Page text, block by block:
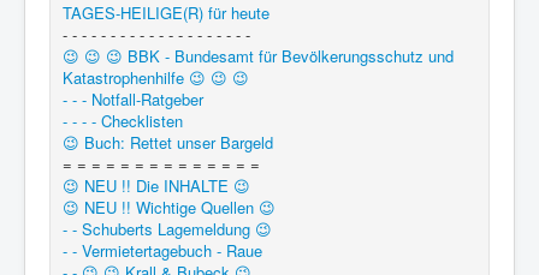
TAGES-HEILIGE(R) für heute
- - - - - - - - - - - - - - - - - - - -
😉 😉 😉 BBK - Bundesamt für Bevölkerungsschutz und
Katastrophenhilfe 😉 😉 😉
- - - Notfall-Ratgeber
- - - - Checklisten
😉 Buch: Rettet unser Bargeld
= = = = = = = = = = = = = =
😉 NEU !! Die INHALTE 😉
😉 NEU !! Wichtige Quellen 😉
- - Schuberts Lagemeldung 😉
- - Vermietertagebuch - Raue